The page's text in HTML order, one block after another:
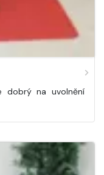
dobrý na uvolnění